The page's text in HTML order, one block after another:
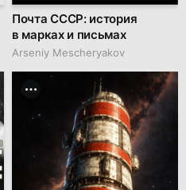
Почта СССР: история
в марках и письмах
Arseniy Mescheryakov